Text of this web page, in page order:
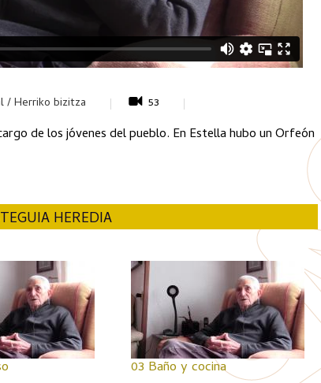
/ Herriko bizitza 53
de los jóvenes del pueblo. En Estella hubo un Orfeón
HEREDIA
03 Baño y cocina